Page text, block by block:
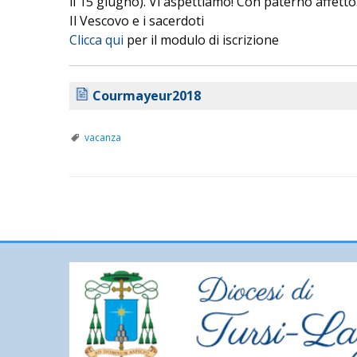
Il Vescovo e i sacerdoti
Clicca qui per il modulo di iscrizione
Courmayeur2018
vacanza